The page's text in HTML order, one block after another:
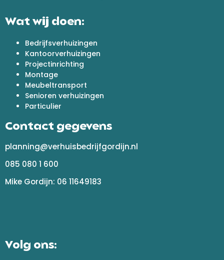
Wat wij doen:
Bedrijfsverhuizingen
Kantoorverhuizingen
Projectinrichting
Montage
Meubeltransport
Senioren verhuizingen
Particulier
Contact gegevens
planning@verhuisbedrijfgordijn.nl
085 080 1 600
Mike Gordijn: 06 11649183
Volg ons: